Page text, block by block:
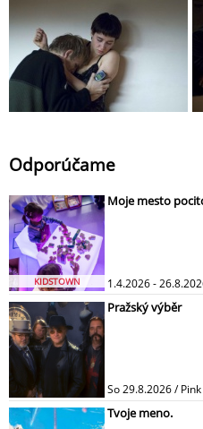
Odporúčame
KIDSTOWN
Moje mesto
1.4.2026 -
Pražský výběr
So 29.8.2026 /
Tvoje meno.